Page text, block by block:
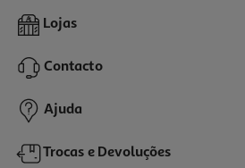
Telecomando Qilive 600171541 P/
16,99 €
Lojas
Contacto
Ajuda
Trocas e Devoluções